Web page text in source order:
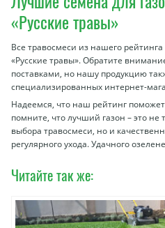
«Русские травы»
Все травосмеси из нашего
«Русские травы». Обратите
поставками, но нашу продукцию
специализированных интернет-
Надеемся, что наш рейтинг
помните, что лучший газон – это не
выбора травосмеси, но и
регулярного ухода. Удачного
Читайте так же: